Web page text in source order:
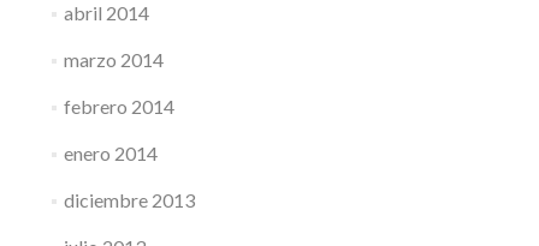
abril 2014
marzo 2014
febrero 2014
enero 2014
diciembre 2013